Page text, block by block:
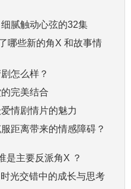
腻触动心弦的32集
哪些新的角X 和故事情
怎么样？
完美结合
情剧情片的魅力
距离带来的情感障碍？
是主要反派角X ？
光交错中的成长与思考